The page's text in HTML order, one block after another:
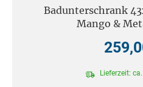
Badunterschrank
Mango &
Lieferzeit: